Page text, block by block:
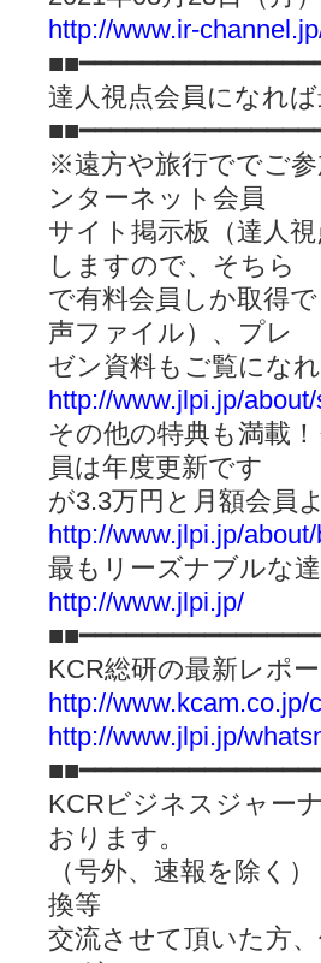
http://www.ir-
達人視点会員になれ
※遠方や旅行ででご
ンターネット会員
サイト掲示板（達人
しますので、そちら
で有料会員しか取得
声ファイル）、プレ
ゼン資料もご覧にな
http://www.jlpi.jp/
その他の特典も満載
員は年度更新です
が3.3万円と月額会員
http://www.jlpi.jp/
最もリーズナブル
http://www.jlpi.jp/
KCR総研の最新レポ
http://www.kcam.co.jp/
http://www.jlpi.jp/
KCRビジネスジャー
おります。
（号外、速報を除く
換等
交流させて頂いた方